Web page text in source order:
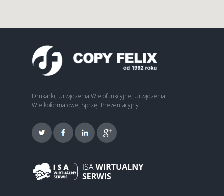
Drukarki, Urządzenia Wielofunkcyjne, Urządzenia
Wielkoformatowe, Sprzęt Prezentacyjny